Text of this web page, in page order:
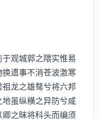
观城郭之隈实惟易
遗事不消苍波激寒
龙之雄骜兮将六邦
虽纵横之异防兮咸
之昧将科头而编须